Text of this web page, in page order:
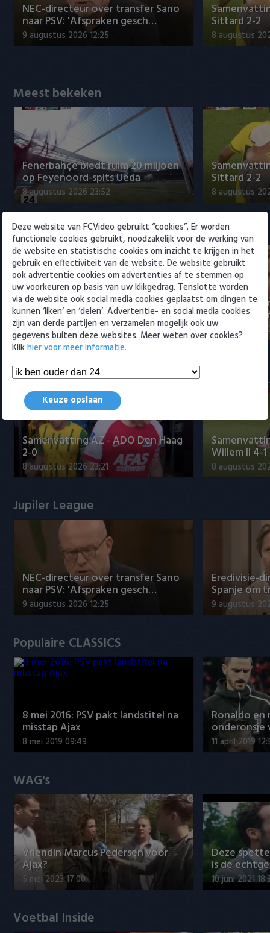
SC Heerenveen
Sparta
VVV Venlo
Willem II
NEC-directeur over transfer Sano
naar PSV: 'Afspraken gesch…
9 augustus 2026 12:25
Sittard 2-2
8 augustus
Meest bekeken
Fenerbahçe biedt ruim 20 miljoen
op Feyenoord-spits Ueda
8 augustus 2026 23:52
Sittard 2-2
8 augustus
Eredivisie
NEC-directeur over transfer Sano
naar PSV: 'Afspraken gesch…
9 augustus 2026 12:25
Eredivisie-
Spanje om
9 augustus
Samenvattingen Eredivisie
Samenvatting AZ - ADO Den Haag
2-0
8 augustus 2026 23:21
Willem II 4-1
8 augustus
Jupiler League
NEC-directeur over transfer Sano
naar PSV: 'Afspraken gesch…
9 augustus 2026 12:25
Eredivisie-
Spanje om
9 augustus
Populaire CLASSICS
8 mei 2016: PSV pakt landstitel na
misstap Ajax
8 mei 2019 09:49
Ronaldo
onderonsje
11 april 2019
WAG's
Vriendin Marcus Pedersen voor
Ajax?
5 mei 2023 17:00
Deze
is de
10 juni 2021
Voetbal Inside
Deze website van FCVideo gebruikt “cookies”. Er worden
functionele cookies gebruikt, noodzakelijk voor de werking van
de website en statistische cookies om inzicht te krijgen in het
gebruik en effectiviteit van de website. De website gebruikt
ook advertentie cookies om advertenties af te stemmen op
uw voorkeuren op basis van uw klikgedrag. Tenslotte worden
via de website ook social media cookies geplaatst om dingen te
kunnen ‘liken’ en ‘delen’. Advertentie- en social media cookies
zijn van derde partijen en verzamelen mogelijk ook uw
gegevens buiten deze websites. Meer weten over cookies?
Klikhier voor meer informatie.
Keuze opslaan